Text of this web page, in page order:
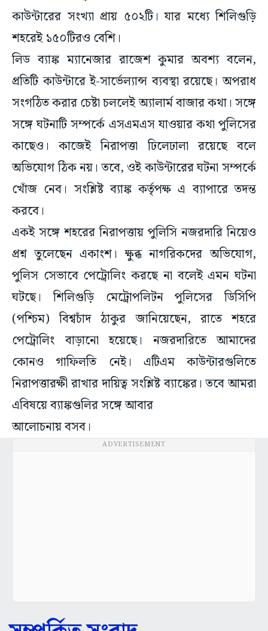
কাউন্টারের সংখ্যা প্রায় ৫০২টি। যার মধ্যে শিলিগুড়ি
শহরেই ১৫০টিরও বেশি।
লিড ব্যাঙ্ক ম্যানেজার রাজেশ কুমার অবশ্য বলেন,
প্রতিটি কাউন্টারে ই-সার্ভেল্যান্স ব্যবস্থা রয়েছে। অপরাধ
সংগঠিত করার চেষ্টা চললেই অ্যালার্ম বাজার কথা। সঙ্গে
সঙ্গে ঘটনাটি সম্পর্কে এসএমএস যাওয়ার কথা পুলিসের
কাছেও। কাজেই নিরাপত্তা ঢিলেঢালা রয়েছে বলে
অভিযোগ ঠিক নয়। তবে, ওই কাউন্টারের ঘটনা সম্পর্কে
খোঁজ নেব। সংশ্লিষ্ট ব্যাঙ্ক কর্তৃপক্ষ এ ব্যাপারে তদন্ত
করবে।
একই সঙ্গে শহরের নিরাপত্তায় পুলিসি নজরদারি নিয়েও
প্রশ্ন তুলেছেন একাংশ। ক্ষুব্ধ নাগরিকদের অভিযোগ,
পুলিস সেভাবে পেট্রোলিং করছে না বলেই এমন ঘটনা
ঘটছে। শিলিগুড়ি মেট্রোপলিটন পুলিসের ডিসিপি
(পশ্চিম) বিশ্বচাঁদ ঠাকুর জানিয়েছেন, রাতে শহরে
পেট্রোলিং বাড়ানো হয়েছে। নজরদারিতে আমাদের
কোনও গাফিলতি নেই। এটিএম কাউন্টারগুলিতে
নিরাপত্তারক্ষী রাখার দায়িত্ব সংশ্লিষ্ট ব্যাঙ্কের। তবে আমরা
এবিষয়ে ব্যাঙ্কগুলির সঙ্গে আবার
আলোচনায় বসব।
ADVERTISEMENT